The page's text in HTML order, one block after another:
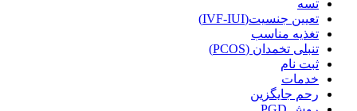
تسه
تعیین جنسیت(IVF-IUI)
تغذیه مناسب
تنبلی تخمدان (PCOS)
ثبت نام
خدمات
رحم جایگزین